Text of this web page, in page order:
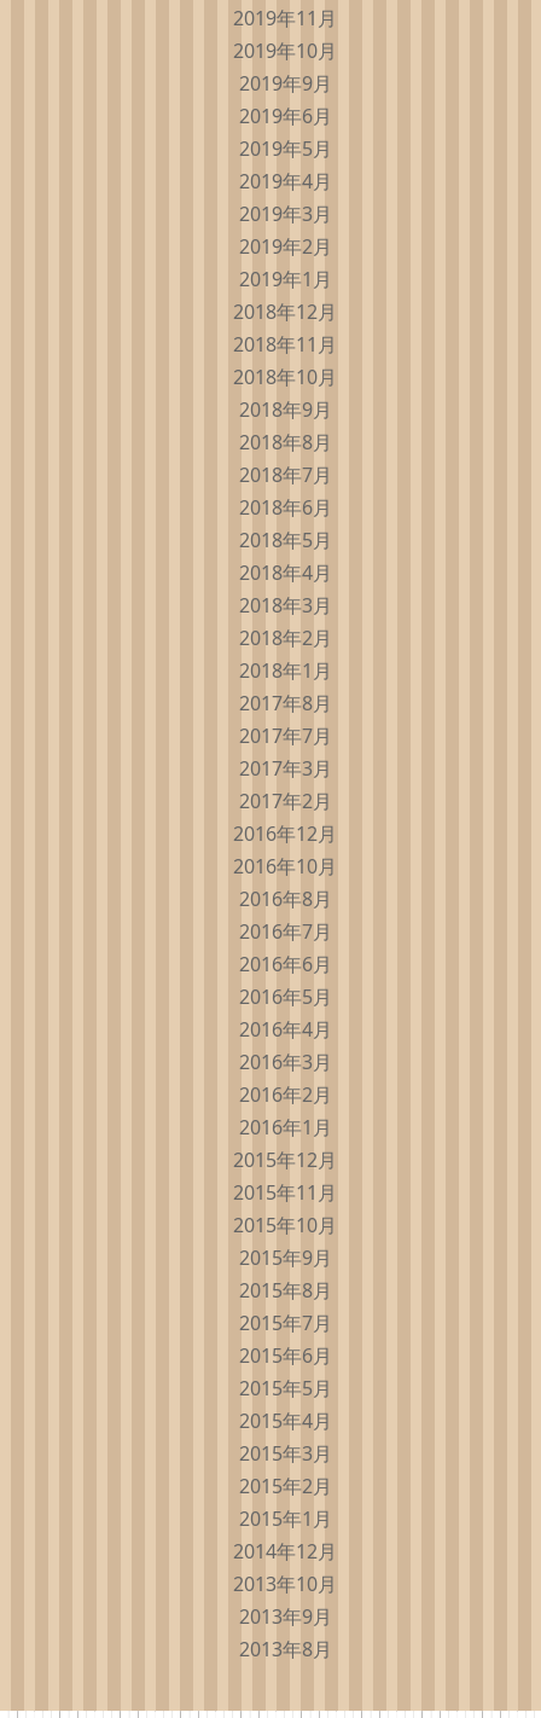
2019年11月
2019年10月
2019年9月
2019年6月
2019年5月
2019年4月
2019年3月
2019年2月
2019年1月
2018年12月
2018年11月
2018年10月
2018年9月
2018年8月
2018年7月
2018年6月
2018年5月
2018年4月
2018年3月
2018年2月
2018年1月
2017年8月
2017年7月
2017年3月
2017年2月
2016年12月
2016年10月
2016年8月
2016年7月
2016年6月
2016年5月
2016年4月
2016年3月
2016年2月
2016年1月
2015年12月
2015年11月
2015年10月
2015年9月
2015年8月
2015年7月
2015年6月
2015年5月
2015年4月
2015年3月
2015年2月
2015年1月
2014年12月
2013年10月
2013年9月
2013年8月